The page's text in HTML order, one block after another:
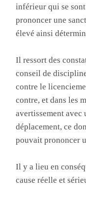
inférieur qui se
prononcer une
élevé ainsi
Il ressort des
conseil de
contre le
contre, et dans les
avertissement avec
déplacement, ce
pouvait prononcer
Il y a lieu en
cause réelle et